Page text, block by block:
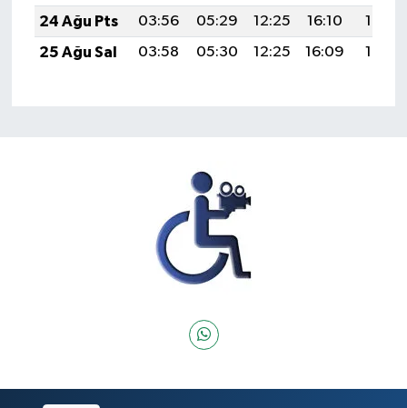
24 Ağu Pts
03:56 05:29 12:25 16:10
19:12
25 Ağu Sal
03:58 05:30 12:25 16:09 19:10